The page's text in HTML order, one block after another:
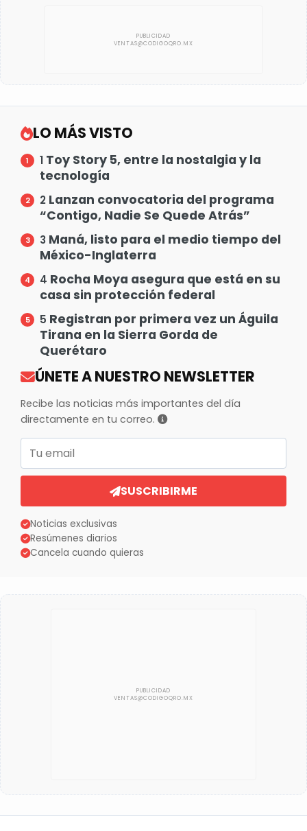
LO MÁS VISTO
1 Toy Story 5, entre la nostalgia y la
tecnología
2 Lanzan convocatoria del programa
“Contigo, Nadie Se Quede Atrás”
3 Maná, listo para el medio tiempo del
México-Inglaterra
4 Rocha Moya asegura que está en su
casa sin protección federal
5 Registran por primera vez un Águila
Tirana en la Sierra Gorda de
Querétaro
ÚNETE A NUESTRO NEWSLETTER
Recibe las noticias más importantes del día
directamente en tu correo.
Correo electrónico
SUSCRIBIRME
Noticias exclusivas
Resúmenes diarios
Cancela cuando quieras